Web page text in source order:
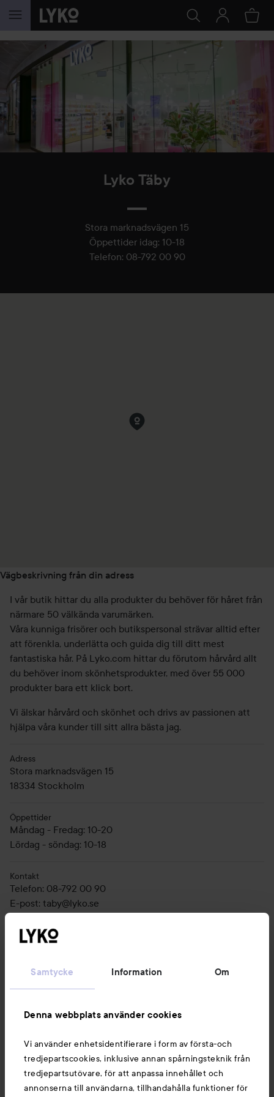
Samtycke Information Om
Denna webbplats använder cookies
Vi använder enhetsidentifierare i form av första-och
tredjepartscookies, inklusive annan spårningsteknik från
tredjepartsutövare, för att anpassa innehållet och
annonserna till användarna, tillhandahålla funktioner för
HOPPA TILL INNEHÅLLET
Lyko Täby
Stora marknadsvägen 15
Öppettider idag: 10-18
Telefon: 08-792 00 90
Vägbeskrivning från din adress
I vår butik hittar du alla produkter du behöver för håret från
närmare 50 välkända varumärken.
Våra kunniga frisörer och butikspersonal strävar alltid efter
att förenkla, underlätta och guida dig till ditt mest
fantastiska hår. På Lyko.com hittar du förutom hårvård allt
du behöver inom skönhetsprodukter, med över 55 000
produkter bara ett klick bort.
Vi älskar hårvård och skönhet och drivs av passionen att
hjälpa våra kunder till sitt allra bästa jag.
Adress
Stora marknadsvägen 15
18334 Stockholm
Öppettider
Måndag - Fredag: 10-20
Lördag - söndag: 10-18
Kontakt
Telefon: 08-792 00 90
E-post: taby@lyko.se
Kundservice
Information